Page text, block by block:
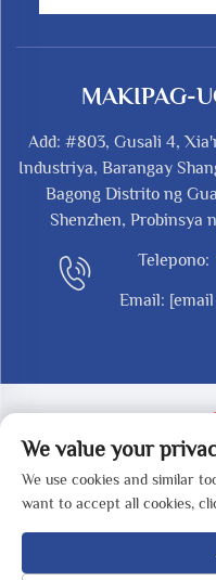
MAKIPAG-
Add: #803, Gusali 4,
Industriya, Barangay
Bagong Distrito ng
Shenzhen, Probinsya
Telepono:
Email:
Kopirait © 2025
TECHNOLOGY
We value your
We use cookies and similar
want to accept all cookies,